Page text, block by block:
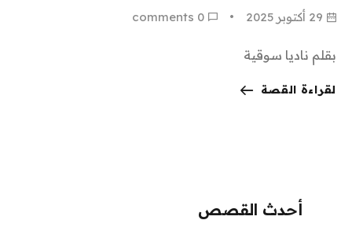
29 أكتوبر 2025 0
بقلم ناديا سوقية
لقراءة القصة
أحدث القصص